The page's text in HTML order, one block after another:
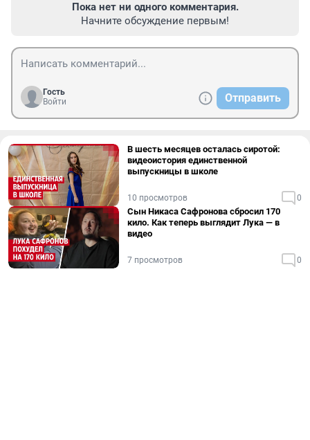
Пока нет ни одного комментария.
Начните обсуждение первым!
Гость
Войти
Отправить
В шесть месяцев осталась сиротой:
видеоистория единственной
выпускницы в школе
10 просмотров 0
Сын Никаса Сафронова сбросил 170
кило. Как теперь выглядит Лука — в
видео
7 просмотров 0